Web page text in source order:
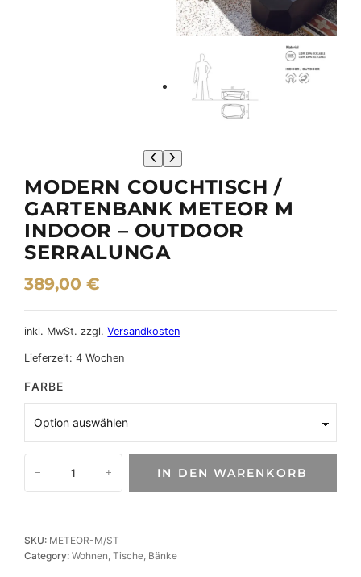
MODERN COUCHTISCH /
GARTENBANK METEOR M
INDOOR – OUTDOOR
SERRALUNGA
389,00€
inkl. MwSt. zzgl.Versandkosten
Lieferzeit:4 Wochen
FARBE
e
n
− + IN DEN WARENKORB
SKU: METEOR-M/ST
Category:Wohnen , Tische Bänke